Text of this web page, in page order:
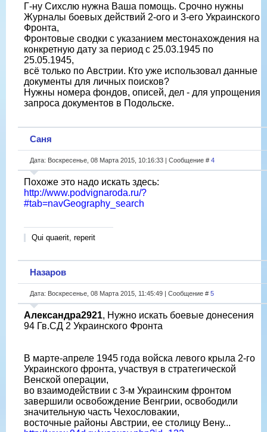
Г-ну Сихслю нужна Ваша помощь. Срочно нужны
Журналы боевых действий 2-ого и 3-его Украинского
Фронта,
Фронтовые сводки с указанием местонахождения на
конкретную дату за период с 25.03.1945 по
25.05.1945,
всё только по Австрии. Кто уже использовал данные
документы для личных поисков?
Нужны номера фондов, описей, дел - для упрощения
запроса документов в Подольске.
Саня
Дата: Воскресенье, 08 Марта 2015, 10:16:33 | Сообщение # 4
Похоже это надо искать здесь:
http://www.podvignaroda.ru/?
#tab=navGeography_search
Qui quaerit, reperit
Назаров
Дата: Воскресенье, 08 Марта 2015, 11:45:49 | Сообщение # 5
Александра2921, Нужно искать боевые донесения
94 Гв.СД 2 Украинского Фронта
В марте-апреле 1945 года войска левого крыла 2-го
Украинского фронта, участвуя в стратегической
Венской операции,
во взаимодействии с 3-м Украинским фронтом
завершили освобождение Венгрии, освободили
значительную часть Чехословакии,
восточные районы Австрии, ее столицу Вену...